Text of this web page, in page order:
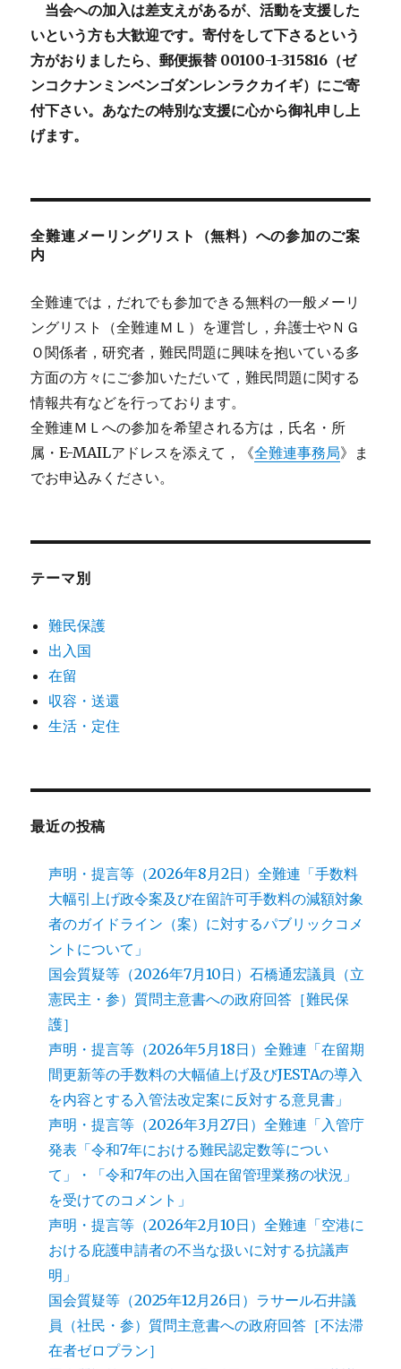
当会への加入は差支えがあるが、活動を支援した
いという方も大歓迎です。寄付をして下さるという
方がおりましたら、郵便振替 00100-1-315816（ゼ
ンコクナンミンベンゴダンレンラクカイギ）にご寄
付下さい。あなたの特別な支援に心から御礼申し上
げます。
全難連メーリングリスト（無料）への参加のご案
内
全難連では，だれでも参加できる無料の一般メーリ
ングリスト（全難連ＭＬ）を運営し，弁護士やＮＧ
Ｏ関係者，研究者，難民問題に興味を抱いている多
方面の方々にご参加いただいて，難民問題に関する
情報共有などを行っております。
全難連ＭＬへの参加を希望される方は，氏名・所
属・E-MAILアドレスを添えて，《全難連事務局》ま
でお申込みください。
テーマ別
難民保護
出入国
在留
収容・送還
生活・定住
最近の投稿
声明・提言等（2026年8月2日）全難連「手数料
大幅引上げ政令案及び在留許可手数料の減額対象
者のガイドライン（案）に対するパブリックコメ
ントについて」
国会質疑等（2026年7月10日）石橋通宏議員（立
憲民主・参）質問主意書への政府回答［難民保
護］
声明・提言等（2026年5月18日）全難連「在留期
間更新等の手数料の大幅値上げ及びJESTAの導入
を内容とする入管法改定案に反対する意見書」
声明・提言等（2026年3月27日）全難連「入管庁
発表「令和7年における難民認定数等につい
て」・「令和7年の出入国在留管理業務の状況」
を受けてのコメント」
声明・提言等（2026年2月10日）全難連「空港に
おける庇護申請者の不当な扱いに対する抗議声
明」
国会質疑等（2025年12月26日）ラサール石井議
員（社民・参）質問主意書への政府回答［不法滞
在者ゼロプラン］